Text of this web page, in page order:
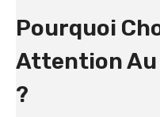
Pourquoi
Attention Au
?